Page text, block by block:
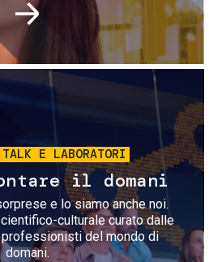
Immagine
TALK E LABORATORI
il domani
e lo siamo anche noi.
culturale curato dalle
del mondo di
domani.